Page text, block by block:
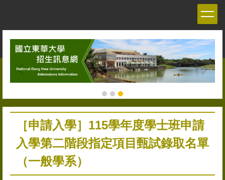
主
［申請入學］115學年度學士班申請
入學第二階段指定項目甄試錄取名單
（一般學系）